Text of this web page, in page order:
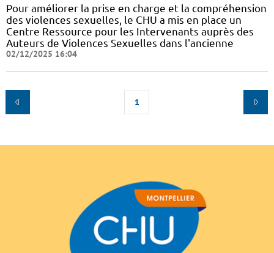
Pour améliorer la prise en charge et la compréhension
des violences sexuelles, le CHU a mis en place un
Centre Ressource pour les Intervenants auprès des
Auteurs de Violences Sexuelles dans l'ancienne
02/12/2025 16:04
1